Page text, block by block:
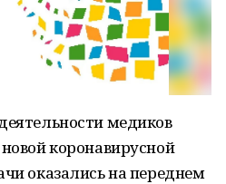
медиков
коронавирусной
оказались на переднем